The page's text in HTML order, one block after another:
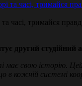
часі, тримайся
другий
має свою історію.
в кожній системі